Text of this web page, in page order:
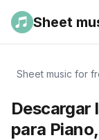
Sheet
Sheet music for
Descargar
para